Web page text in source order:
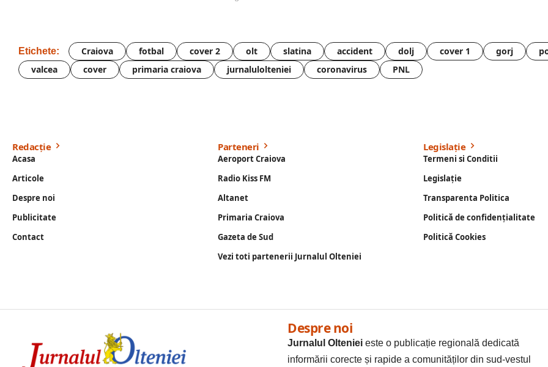
Etichete: Craiova fotbal cover 2 olt slatina accident dolj cover 1 gorj
valcea
cover primaria craiova jurnalulolteniei coronavirus PNL
Redacție
Acasa
Articole
Despre noi
Publicitate
Contact
Parteneri
Aeroport Craiova
Radio Kiss FM
Altanet
Primaria Craiova
Gazeta de Sud
Vezi toti partenerii Jurnalul Olteniei
Legislație
Termeni si Conditii
Legislație
Transparenta Politica
Politică de confidențialitate
Politică Cookies
Despre noi
Jurnalul Olteniei este o publicație regională dedicată
informării corecte și rapide a comunităților din sud-vestul